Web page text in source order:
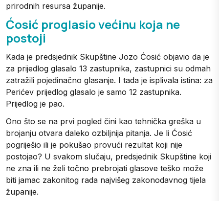
prirodnih resursa županije.
Ćosić proglasio većinu koja ne
postoji
Kada je predsjednik Skupštine Jozo Ćosić objavio da je
za prijedlog glasalo 13 zastupnika, zastupnici su odmah
zatražili pojedinačno glasanje. I tada je isplivala istina: za
Perićev prijedlog glasalo je samo 12 zastupnika.
Prijedlog je pao.
Ono što se na prvi pogled čini kao tehnička greška u
brojanju otvara daleko ozbiljnija pitanja. Je li Ćosić
pogriješio ili je pokušao provući rezultat koji nije
postojao? U svakom slučaju, predsjednik Skupštine koji
ne zna ili ne želi točno prebrojati glasove teško može
biti jamac zakonitog rada najvišeg zakonodavnog tijela
županije.